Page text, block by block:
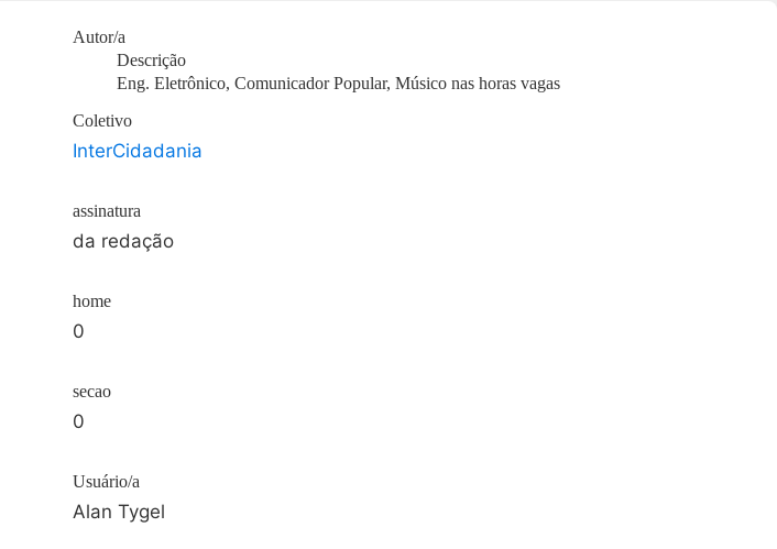
Autor/a
Descrição
Eng. Eletrônico, Comunicador Popular, Músico nas horas vagas
Coletivo
InterCidadania
assinatura
da redação
home
0
secao
0
Usuário/a
Alan Tygel